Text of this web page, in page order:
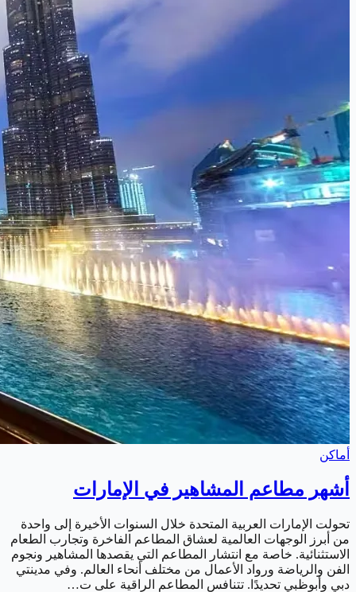
أماكن
أشهر مطاعم المشاهير في الإمارات
تحولت الإمارات العربية المتحدة خلال السنوات الأخيرة إلى واحدة
من أبرز الوجهات العالمية لعشاق المطاعم الفاخرة وتجارب الطعام
الاستثنائية. خاصة مع انتشار المطاعم التي يقصدها المشاهير ونجوم
الفن والرياضة ورواد الأعمال من مختلف أنحاء العالم. وفي مدينتي
دبي وأبوظبي تحديدًا. تتنافس المطاعم الراقية على ت…